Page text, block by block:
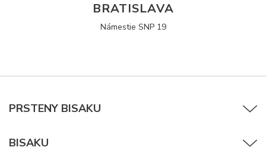
BRATISLAVA
Námestie SNP 19
PRSTENY BISAKU
BISAKU